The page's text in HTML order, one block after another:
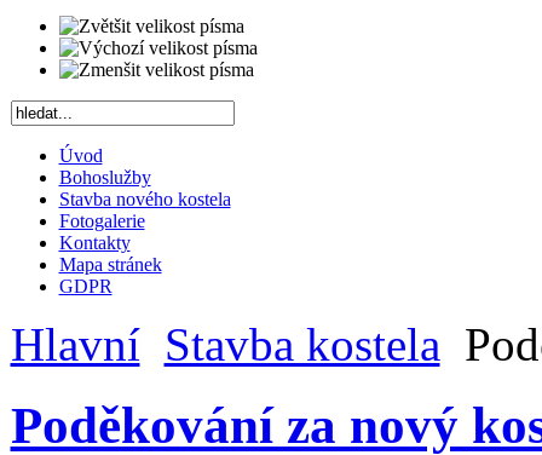
Úvod
Bohoslužby
Stavba nového kostela
Fotogalerie
Kontakty
Mapa stránek
GDPR
Hlavní Stavba kostela
Poděkování za nový